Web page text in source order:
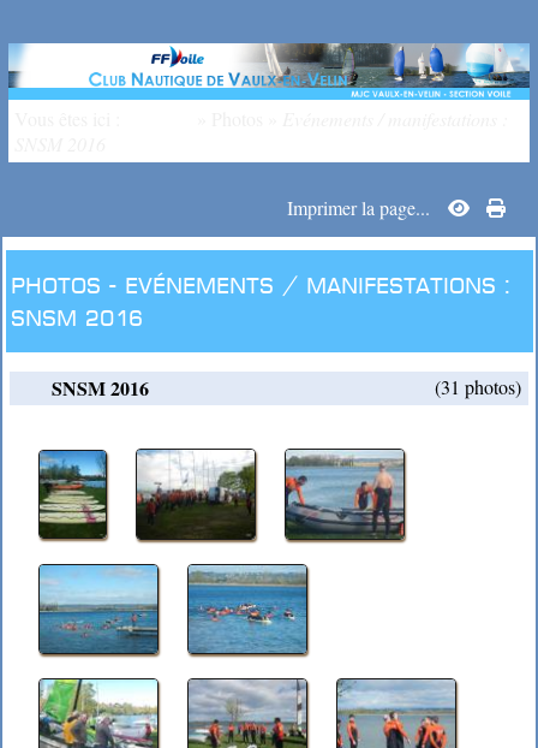
Imprimer la page...
Photos - Evénements / manifestations :
SNSM 2016
SNSM 2016 (31 photos)